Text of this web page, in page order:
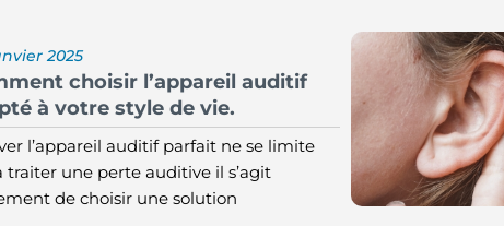
2025
choisir l’appareil auditif
à votre style de vie.
l’appareil auditif parfait ne se limite
traiter une perte auditive il s’agit
de choisir une solution